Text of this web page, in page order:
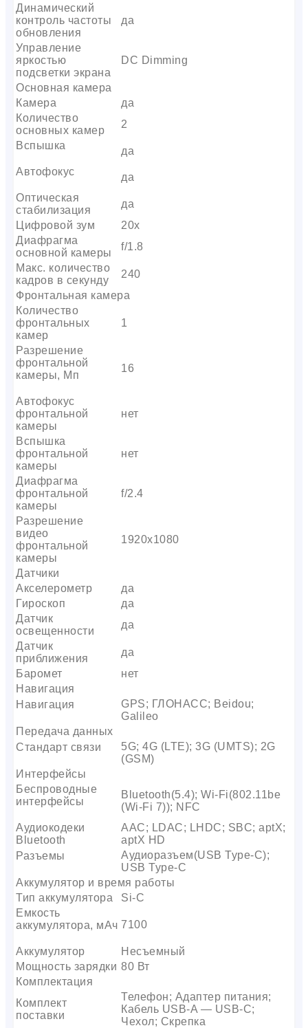
Динамический
контроль частоты
обновления
да
Управление
яркостью
подсветки экрана
DC Dimming
Основная камера
Камера
да
Количество
основных камер
2
Вспышка
да
Автофокус
да
Оптическая
стабилизация
да
Цифровой зум
20x
Диафрагма
основной камеры
f/1.8
Макс. количество
кадров в секунду
240
Фронтальная камера
Количество
фронтальных
камер
1
Разрешение
фронтальной
камеры, Мп
16
Автофокус
фронтальной
камеры
нет
Вспышка
фронтальной
камеры
нет
Диафрагма
фронтальной
камеры
f/2.4
Разрешение
видео
фронтальной
камеры
1920х1080
Датчики
Акселерометр
да
Гироскоп
да
Датчик
освещенности
да
Датчик
приближения
да
Баромет
нет
Навигация
Навигация
GPS; ГЛОНАСС; Beidou;
Galileo
Передача данных
Стандарт связи
5G; 4G (LTE); 3G (UMTS); 2G
(GSM)
Интерфейсы
Беспроводные
интерфейсы
Bluetooth(5.4); Wi-Fi(802.11be
(Wi-Fi 7)); NFC
Аудиокодеки
Bluetooth
AAC; LDAC; LHDC; SBC; aptX;
aptX HD
Разъемы
Аудиоразъем(USB Type-C);
USB Type-C
Аккумулятор и время работы
Тип аккумулятора
Si-C
Емкость
аккумулятора, мАч 7100
Аккумулятор
Несъемный
Мощность зарядки 80 Вт
Комплектация
Комплект
поставки
Телефон; Адаптер питания;
Кабель USB-A — USB-C;
Чехол; Скрепка